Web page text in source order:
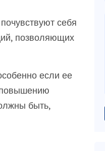
себя
позволяющих
если ее
быть,